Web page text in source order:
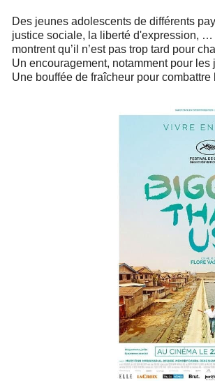
Des jeunes adolescents de différents
justice sociale, la liberté d'expression,
montrent qu’il n’est pas trop tard pour
Un encouragement, notamment pour
Une bouffée de fraîcheur pour